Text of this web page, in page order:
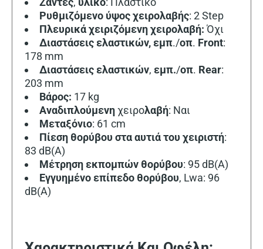
Ρυθμιζόμενο ύψοςχειρολαβής: 2 Step
Πλευρικά χειριζόμενη χειρολαβή: Όχι
Διαστάσεις ελαστικών, εμπ./οπ. Front:
178 mm
Διαστάσεις ελαστικών, εμπ./οπ. Rear:
203 mm
Βάρος: 17 kg
Αναδιπλούμενηχειρολαβή: Ναι
Μεταξόνιο: 61 cm
Πίεση θορύβου στααυτιάτου χειριστή:
83 dB(A)
Μέτρηση εκπομπών θορύβου: 95 dB(A)
Εγγυημένο επίπεδο θορύβου, Lwa: 96
dB(A)